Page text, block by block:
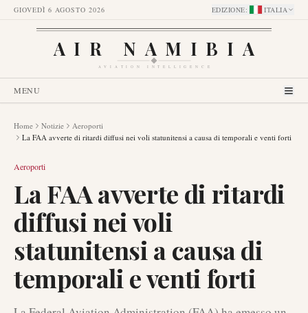
GIOVEDÌ 6 AGOSTO 2026 EDIZIONE: ITALIA
AIR NAMIBIA
AVIATION INTELLIGENCE
MENU
Home Notizie
Aeroporti
La FAA avverte di ritardi diffusi nei voli statunitensi a causa di temporali e venti forti
Aeroporti
La FAA avverte di ritardi
diffusi nei voli
statunitensi a causa di
temporali e venti forti